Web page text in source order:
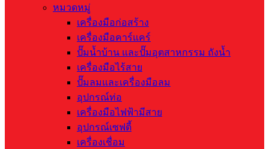
หมวดหมู่
เครื่องมือก่อสร้าง
เครื่องมือคาร์แคร์
ปั๊มน้ำบ้าน และปั๊มอุตสาหกรรม ถังน้ำ
เครื่องมือไร้สาย
ปั๊มลมและเครื่องมือลม
อุปกรณ์ท่อ
เครื่องมือไฟฟ้ามีสาย
อุปกรณ์เซฟตี้
เครื่องเชื่อม